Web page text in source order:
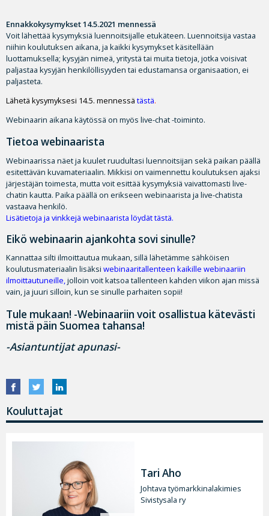
Ennakkokysymykset 14.5.2021 mennessä
Voit lähettää kysymyksiä luennoitsijalle etukäteen. Luennoitsija vastaa
niihin koulutuksen aikana, ja kaikki kysymykset käsitellään
luottamuksella; kysyjän nimeä, yritystä tai muita tietoja, jotka voisivat
paljastaa kysyjän henkilöllisyyden tai edustamansa organisaation, ei
paljasteta.
Lähetä kysymyksesi 14.5. mennessä tästä.
Webinaarin aikana käytössä on myös live-chat -toiminto.
Tietoa webinaarista
Webinaarissa näet ja kuulet ruudultasi luennoitsijan sekä paikan päällä
esitettävän kuvamateriaalin. Mikkisi on vaimennettu koulutuksen ajaksi
järjestäjän toimesta, mutta voit esittää kysymyksiä vaivattomasti live-
chatin kautta. Paika päällä on erikseen webinaarista ja live-chatista
vastaava henkilö.
Lisätietoja ja vinkkejä webinaarista löydät tästä.
Eikö webinaarin ajankohta sovi sinulle?
Kannattaa silti ilmoittautua mukaan, sillä lähetämme sähköisen
koulutusmateriaalin lisäksi webinaaritallenteen kaikille webinaariin
ilmoittautuneille,jolloin voit katsoa tallenteen kahden viikon ajan missä
vain, ja juuri silloin, kun se sinulle parhaiten sopii!
Tule mukaan! -Webinaariin voit osallistua kätevästi
mistä päin Suomea tahansa!
-Asiantuntijat apunasi-
Kouluttajat
Tari Aho
Johtava työmarkkinalakimies
Sivistysala ry